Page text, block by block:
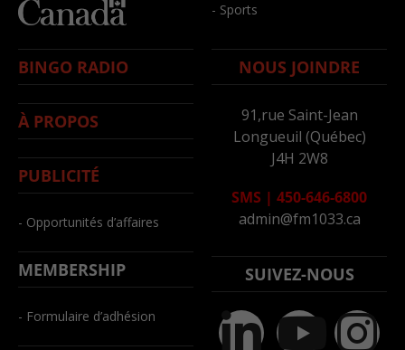
- Sports
BINGO RADIO
À PROPOS
PUBLICITÉ
- Opportunités d’affaires
MEMBERSHIP
- Formulaire d’adhésion
NOUS JOINDRE
91,rue Saint-Jean
Longueuil (Québec)
J4H 2W8
SMS | 450-646-6800
admin@fm1033.ca
SUIVEZ-NOUS